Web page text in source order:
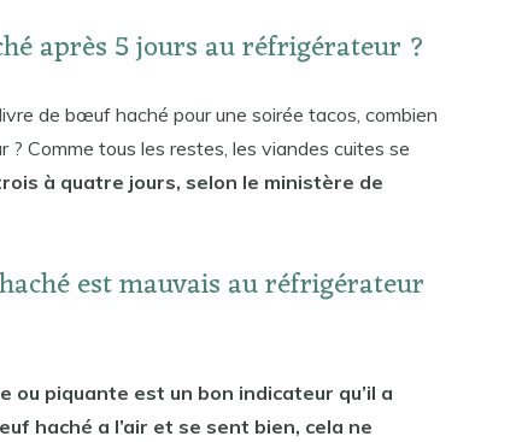
après 5 jours au réfrigérateur ?
de bœuf haché pour une soirée tacos, combien
Comme tous les restes, les viandes cuites se
à quatre jours, selon le ministère de
est mauvais au réfrigérateur
ou piquante est un bon indicateur qu’il a
haché a l’air et se sent bien, cela ne